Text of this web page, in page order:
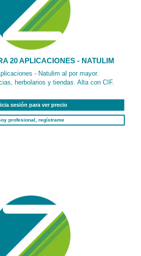
20 APLICACIONES - NATULIM
- Natulim al por mayor.
herbolarios y tiendas. Alta con CIF.
sesión para ver precio
profesional, regístrame